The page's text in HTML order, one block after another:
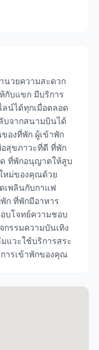
นวยความสะดวก
กับแขก มีบริการ
น์ได้ทุกเมื่อตลอด
บจากสนามบินได้
องที่พัก ผู้เข้าพัก
อสุขภาวะที่ดี ที่พัก
ที่พักอนุญาตให้สูบ
หม่ของคุณด้วย
เพลินกับกาแฟ
ก ที่พักมีอาหาร
บโจทย์ความชอบ
รรมความบันเทิง
แวะใช้บริการสระ
ารเข้าพักของคุณ